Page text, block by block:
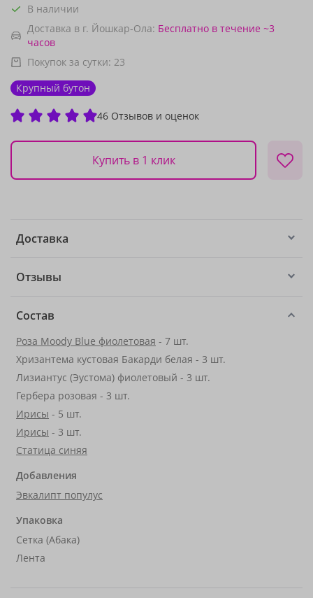
В наличии
Доставка в г. Йошкар-Ола: Бесплатно в течение ~3
часов
Покупок за сутки: 23
Крупный бутон
46 Отзывов и оценок
Купить в 1 клик
Доставка
Отзывы
Состав
Роза Moody Blue фиолетовая - 7 шт.
Хризантема кустовая Бакарди белая - 3 шт.
Лизиантус (Эустома) фиолетовый - 3 шт.
Гербера розовая - 3 шт.
Ирисы - 5 шт.
Ирисы - 3 шт.
Статица синяя
Добавления
Эвкалипт популус
Упаковка
Сетка (Абака)
Лента